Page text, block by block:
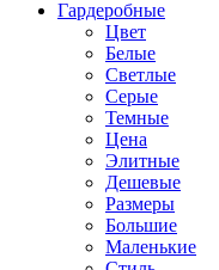
Гардеробные
Цвет
Белые
Светлые
Серые
Темные
Цена
Элитные
Дешевые
Размеры
Большие
Маленькие